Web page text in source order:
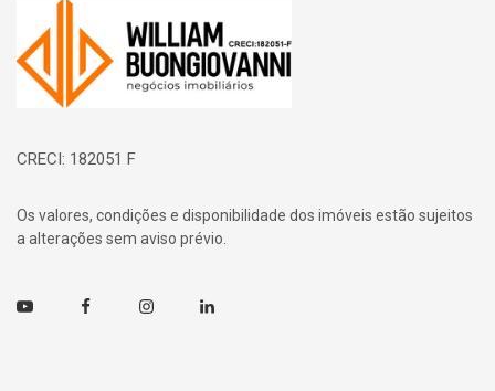
Página inicial
CRECI: 182051 F
Os valores, condições e disponibilidade dos imóveis estão sujeitos
a alterações sem aviso prévio.
Youtube FacebookInstagramLinkedin